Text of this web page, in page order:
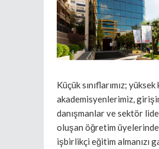
Küçük sınıflarımız;
akademisyenlerimiz,
danışmanlar ve sektör
oluşan öğretim
işbirlikçi eğitim almanızı